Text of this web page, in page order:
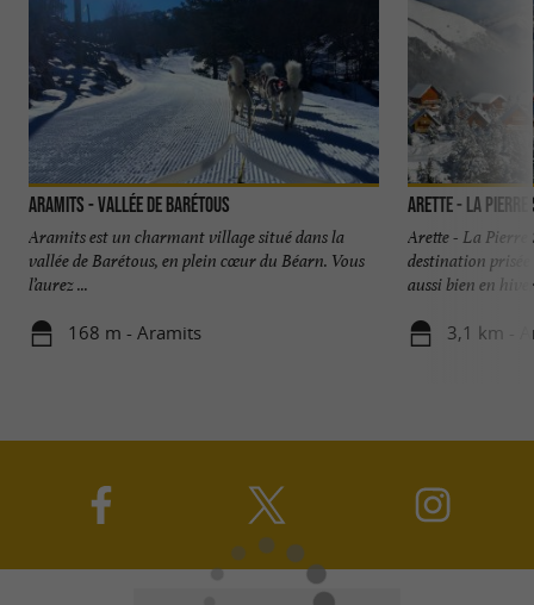
Aramits - Vallée de Barétous
Aramits est un charmant village situé dans la
vallée de Barétous, en plein cœur du Béarn. Vous
l’aurez ...
168 m - Aramits
Arette - La
Arette - La
destination
aussi bien en
3,1 km -